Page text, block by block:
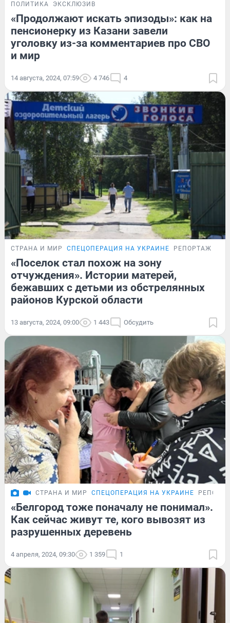
ПОЛИТИКА ЭКСКЛЮЗИВ
«Продолжают искать эпизоды»: как на
пенсионерку из Казани завели
уголовку из-за комментариев про СВО
и мир
14 августа, 2024, 07:59 4 746 4
СТРАНА И МИР СПЕЦОПЕРАЦИЯ НА УКРАИНЕ РЕПОРТАЖ
«Поселок стал похож на зону
отчуждения». Истории матерей,
бежавших с детьми из обстрелянных
районов Курской области
13 августа, 2024, 09:00 1 443 Обсудить
СТРАНА И МИР СПЕЦОПЕРАЦИЯ НА УКРАИНЕ
«Белгород тоже поначалу не понимал».
Как сейчас живут те, кого вывозят из
разрушенных деревень
4 апреля, 2024, 09:30 1 359 1